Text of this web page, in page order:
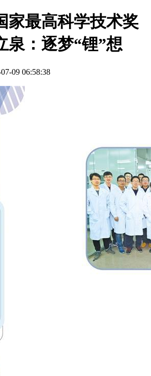
家最高科学技术奖
泉：逐梦“锂”想
09 06:58:38